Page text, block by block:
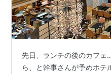
先日、ランチの後のカフ
ら、と幹事さんが予めホテ